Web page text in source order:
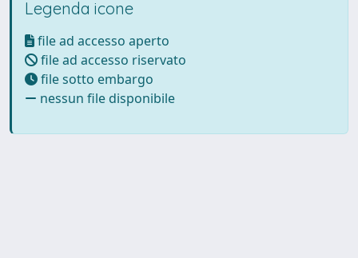
Legenda icone
file ad accesso aperto
file ad accesso riservato
file sotto embargo
nessun file disponibile